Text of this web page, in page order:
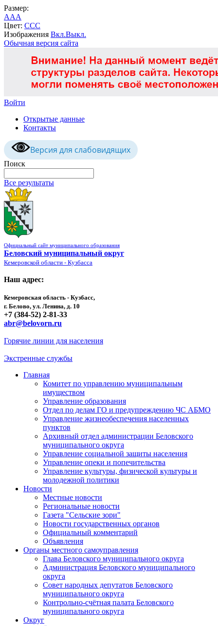
Размер:
AAA
Цвет: CCC
Изображения Вкл.Выкл.
Обычная версия сайта
Войти
Открытые данные
Контакты
Версия для слабовидящих
Поиск
Все результаты
Официальный сайт муниципального образования
Беловский муниципальный округ
Кемеровской области - Кузбасса
Наш адрес:
Кемеровская область - Кузбасс,
г. Белово, ул. Ленина, д. 10
+7 (384-52) 2-81-33
abr@belovorn.ru
Горячие линии для населения
Экстренные службы
Главная
Комитет по управлению муниципальным
имуществом
Управление образования
Отдел по делам ГО и предупреждению ЧС АБМО
Управление жизнеобеспечения населенных
пунктов
Архивный отдел администрации Беловского
муниципального округа
Управление социальной защиты населения
Управление опеки и попечительства
Управление культуры, физической культуры и
молодежной политики
Новости
Местные новости
Региональные новости
Газета "Сельские зори"
Новости государственных органов
Официальный комментарий
Объявления
Органы местного самоуправления
Глава Беловского муниципального округа
Администрация Беловского муниципального
округа
Совет народных депутатов Беловского
муниципального округа
Контрольно-счётная палата Беловского
муниципального округа
Округ